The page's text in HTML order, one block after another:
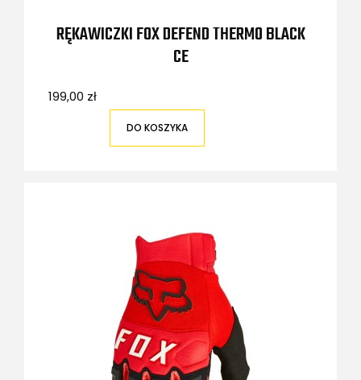
RĘKAWICZKI FOX DEFEND THERMO BLACK
CE
199,00 zł
DO KOSZYKA